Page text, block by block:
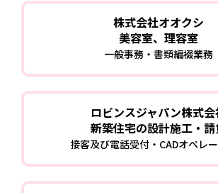
株式会社オオクシ
美容室、理容室
一般事務・書類編裰業務
ロビンスジャパン株式
新築住宅の設計施工・請
接客及び電話受付・CADオペレ